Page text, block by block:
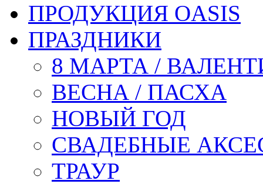
ПРОДУКЦИЯ OASIS
ПРАЗДНИКИ
8 МАРТА /
ВЕСНА / ПАСХА
НОВЫЙ ГОД
СВАДЕБНЫЕ
ТРАУР